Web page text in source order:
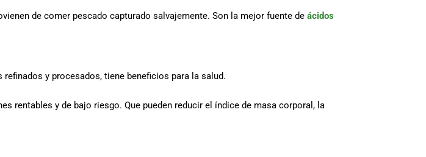
de comer pescado capturado salvajemente. Son la mejor fuente de ácidos
y procesados, tiene beneficios para la salud.
rentables y de bajo riesgo. Que pueden reducir el índice de masa corporal, la